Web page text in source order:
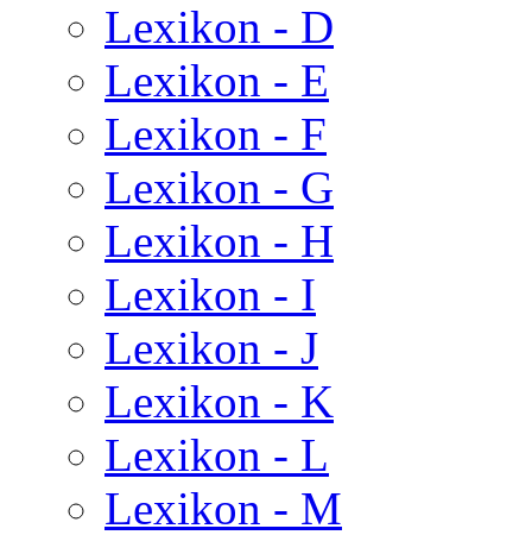
Lexikon - D
Lexikon - E
Lexikon - F
Lexikon - G
Lexikon - H
Lexikon - I
Lexikon - J
Lexikon - K
Lexikon - L
Lexikon - M